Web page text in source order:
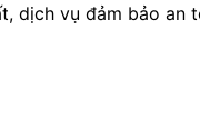
dịch vụ đảm bảo an